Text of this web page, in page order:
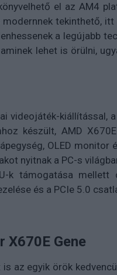
el az AM4
tekinthető,
a legújabb
lehet is örülni,
videojáték-kiállítással,
készült, AMD
OLED monitor
nyitnak a PC-s
k támogatása
és a PCIe 5.0
X670E Gene
az egyik örök